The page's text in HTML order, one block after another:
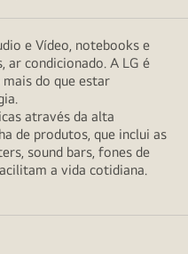
e Vídeo, notebooks e
condicionado. A LG é
do que estar
através da alta
de produtos, que inclui as
sound bars, fones de
a vida cotidiana.